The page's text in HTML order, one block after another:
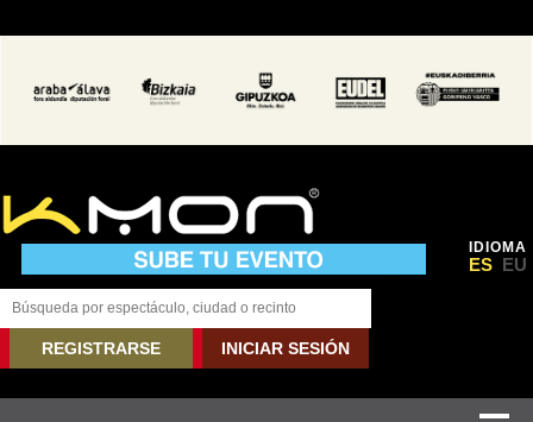
IDIOMA
ES EU
REGISTRARSE INICIAR SESIÓN